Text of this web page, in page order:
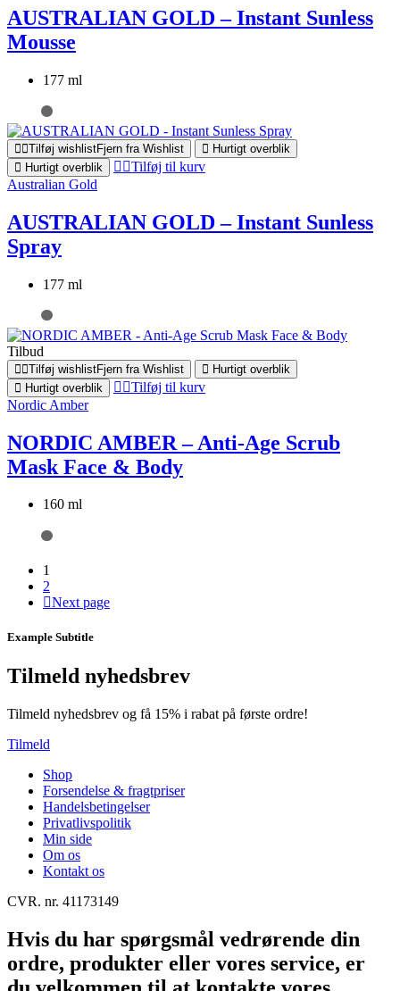
AUSTRALIAN GOLD – Instant Sunless
Mousse
177 ml
Tilføj wishlistFjern fra Wishlist
Hurtigt overblik
Hurtigt overblik
Tilføj til kurv
Australian Gold
AUSTRALIAN GOLD – Instant Sunless
Spray
177 ml
Tilbud
Tilføj wishlistFjern fra Wishlist
Hurtigt overblik
Hurtigt overblik
Tilføj til kurv
Nordic Amber
NORDIC AMBER – Anti-Age Scrub
Mask Face & Body
160 ml
1
2
Next page
Example Subtitle
Tilmeld nyhedsbrev
Tilmeld nyhedsbrev og få 15% i rabat på første ordre!
Tilmeld
Shop
Forsendelse & fragtpriser
Handelsbetingelser
Privatlivspolitik
Min side
Om os
Kontakt os
CVR. nr. 41173149
Hvis du har spørgsmål vedrørende din
ordre, produkter eller vores service, er